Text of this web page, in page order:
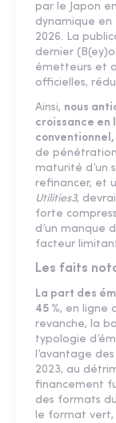
par le Japon
dynamique en
2026. La
dernier
émetteurs et
officielles,
Ainsi, nous
croissance en
conventionnel,
de
maturité d’un
refinancer, et
Utilities3,
forte
d’un manque
facteur
Les faits
La part des
45 %, en ligne
revanche, la
typologie
l’avantage des
2023, au
financement
des formats
le format vert,